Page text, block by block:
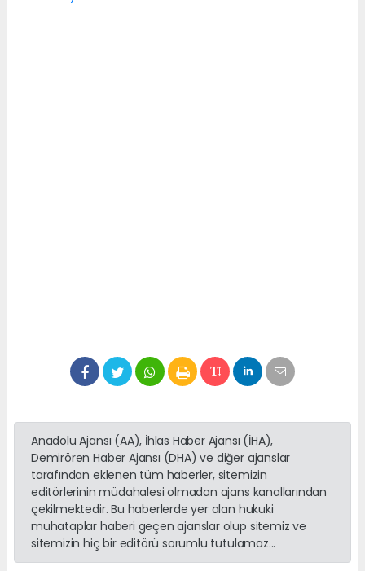
Anadolu Ajansı (AA), İhlas Haber Ajansı (İHA),
Demirören Haber Ajansı (DHA) ve diğer ajanslar
tarafından eklenen tüm haberler, sitemizin
editörlerinin müdahalesi olmadan ajans kanallarından
çekilmektedir. Bu haberlerde yer alan hukuki
muhataplar haberi geçen ajanslar olup sitemiz ve
sitemizin hiç bir editörü sorumlu tutulamaz...